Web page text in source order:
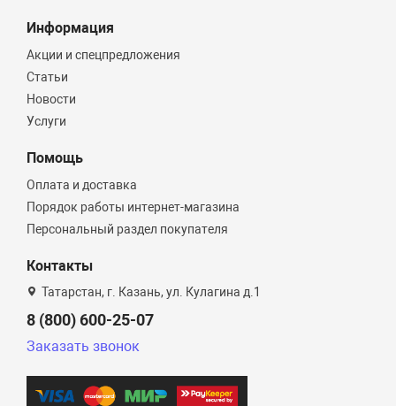
Информация
Акции и спецпредложения
Статьи
Новости
Услуги
Помощь
Оплата и доставка
Порядок работы интернет-магазина
Персональный раздел покупателя
Контакты
Татарстан, г. Казань, ул. Кулагина д.1
8 (800) 600-25-07
Заказать звонок